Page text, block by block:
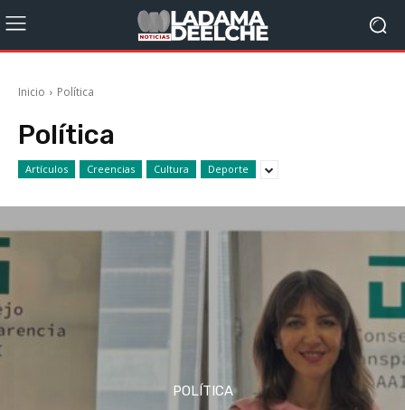
Inicio Política
Política
Artículos Creencias Cultura Deporte
POLÍTICA